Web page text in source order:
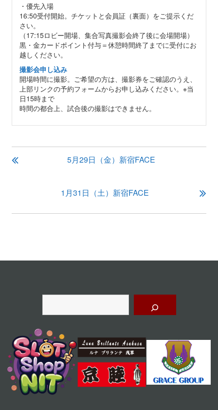
・優先入場
16:50受付開始。チケットと会員証（裏面）をご提示くだ
さい。
（17:15ロビー開場、集合写真撮影会終了後に会場開場）
黒・金カードポイント付与＝休憩時間終了までに受付にお
越しください。
撮影会申し込み
開場時間に撮影。ご希望の方は、撮影券をご確認のうえ、
上部リンクの予約フォームからお申し込みください。※当
日15時まで
時間の都合上、試合後の撮影はできません。
投
稿
ゲ
ョ
5月29日（金）新宿FACE
1月31日（土）新宿FACE